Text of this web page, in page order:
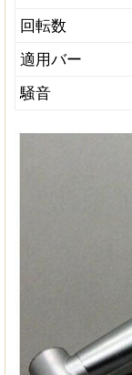
回転数
適用バー
騒音